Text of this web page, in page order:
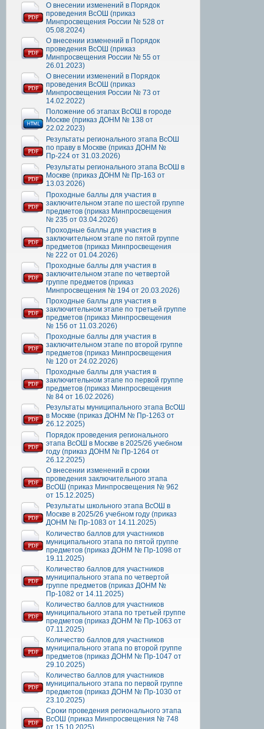
О внесении изменений в Порядок
проведения ВсОШ (приказ
Минпросвещения России № 528 от
05.08.2024)
О внесении изменений в Порядок
проведения ВсОШ (приказ
Минпросвещения России № 55 от
26.01.2023)
О внесении изменений в Порядок
проведения ВсОШ (приказ
Минпросвещения России № 73 от
14.02.2022)
Положение об этапах ВсОШ в городе
Москве (приказ ДОНМ № 138 от
22.02.2023)
Результаты регионального этапа ВсОШ
по праву в Москве (приказ ДОНМ №
Пр-224 от 31.03.2026)
Результаты регионального этапа ВсОШ в
Москве (приказ ДОНМ № Пр-163 от
13.03.2026)
Проходные баллы для участия в
заключительном этапе по шестой группе
предметов (приказ Минпросвещения
№ 235 от 03.04.2026)
Проходные баллы для участия в
заключительном этапе по пятой группе
предметов (приказ Минпросвещения
№ 222 от 01.04.2026)
Проходные баллы для участия в
заключительном этапе по четвертой
группе предметов (приказ
Минпросвещения № 194 от 20.03.2026)
Проходные баллы для участия в
заключительном этапе по третьей группе
предметов (приказ Минпросвещения
№ 156 от 11.03.2026)
Проходные баллы для участия в
заключительном этапе по второй группе
предметов (приказ Минпросвещения
№ 120 от 24.02.2026)
Проходные баллы для участия в
заключительном этапе по первой группе
предметов (приказ Минпросвещения
№ 84 от 16.02.2026)
Результаты муниципального этапа ВсОШ
в Москве (приказ ДОНМ № Пр-1263 от
26.12.2025)
Порядок проведения регионального
этапа ВсОШ в Москве в 2025/26 учебном
году (приказ ДОНМ № Пр-1264 от
26.12.2025)
О внесении изменений в сроки
проведения заключительного этапа
ВсОШ (приказ Минпросвещения № 962
от 15.12.2025)
Результаты школьного этапа ВсОШ в
Москве в 2025/26 учебном году (приказ
ДОНМ № Пр-1083 от 14.11.2025)
Количество баллов для участников
муниципального этапа по пятой группе
предметов (приказ ДОНМ № Пр-1098 от
19.11.2025)
Количество баллов для участников
муниципального этапа по четвертой
группе предметов (приказ ДОНМ №
Пр-1082 от 14.11.2025)
Количество баллов для участников
муниципального этапа по третьей группе
предметов (приказ ДОНМ № Пр-1063 от
07.11.2025)
Количество баллов для участников
муниципального этапа по второй группе
предметов (приказ ДОНМ № Пр-1047 от
29.10.2025)
Количество баллов для участников
муниципального этапа по первой группе
предметов (приказ ДОНМ № Пр-1030 от
23.10.2025)
Сроки проведения регионального этапа
ВсОШ (приказ Минпросвещения № 748
от 15.10.2025)